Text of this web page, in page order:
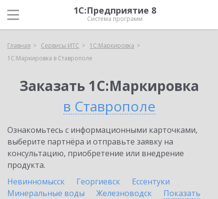
1С:Предприятие 8
Система программ
Главная Сервисы ИТС
1С:Маркировка
1С:Маркировка в Ставрополе
Заказать 1С:Маркировка
в Ставрополе
Ознакомьтесь с информационными карточками,
выберите партнёра и отправьте заявку на
консультацию, приобретение или внедрение
продукта.
Невинномысск
Георгиевск
Ессентуки
Минеральные воды
Железноводск
Показать